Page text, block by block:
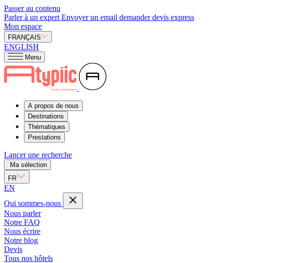
Passer au contenu
Parler à un expert Envoyer un email demander devis express
Mon espace
FRANÇAIS
ENGLISH
Menu
A propos de nous
Destinations
Thématiques
Prestations
Lancer une recherche
Ma sélection
FR
EN
Qui sommes-nous
Nous parler
Notre FAQ
Nous écrire
Notre blog
Devis
Tous nos hôtels